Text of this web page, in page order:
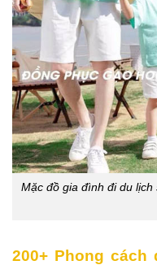
Mặc đồ gia đình đi du
200+ Phong